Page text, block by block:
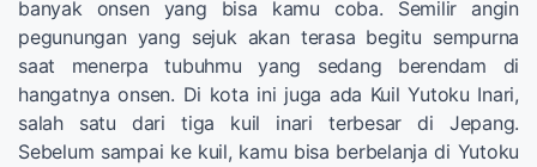
banyak onsen yang bisa kamu coba. Semilir angin
pegunungan yang sejuk akan terasa begitu sempurna
saat menerpa tubuhmu yang sedang berendam di
hangatnya onsen. Di kota ini juga ada Kuil Yutoku Inari,
salah satu dari tiga kuil inari terbesar di Jepang.
Sebelum sampai ke kuil, kamu bisa berbelanja di Yutoku